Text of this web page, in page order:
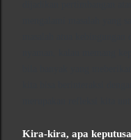
Kira-kira, apa